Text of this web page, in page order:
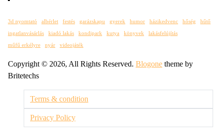
3d nyomtató albérlet festés garázskapu gyerek humor házikedvenc hőség hűtő
ingatlanvásárlás kiadó lakás kondipark kutya könyvek lakásfelújítás
műfű erkélyre nyár videojáték
Copyright © 2026, All Rights Reserved. Blogone theme by
Britetechs
Terms & condition
Privacy Policy